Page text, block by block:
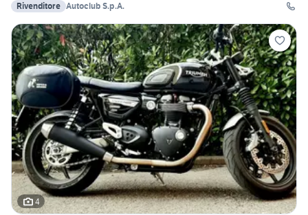
Rivenditore Autoclub S.p.A.
4